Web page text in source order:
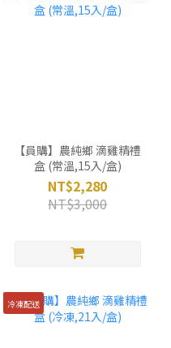
【員購】農純鄉 滴雞精禮
盒 (常溫,15入/盒)
NT$2,280
NT$3,000
冷凍配送